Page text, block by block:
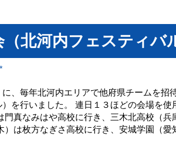
（北河内フェスティバ
、毎年北河内エリアで他府県チームを招
を行いました。 連日１３ほどの会場を
真なみはや高校に行き、三木北高校（兵
は枚方なぎさ高校に行き、安城学園（愛